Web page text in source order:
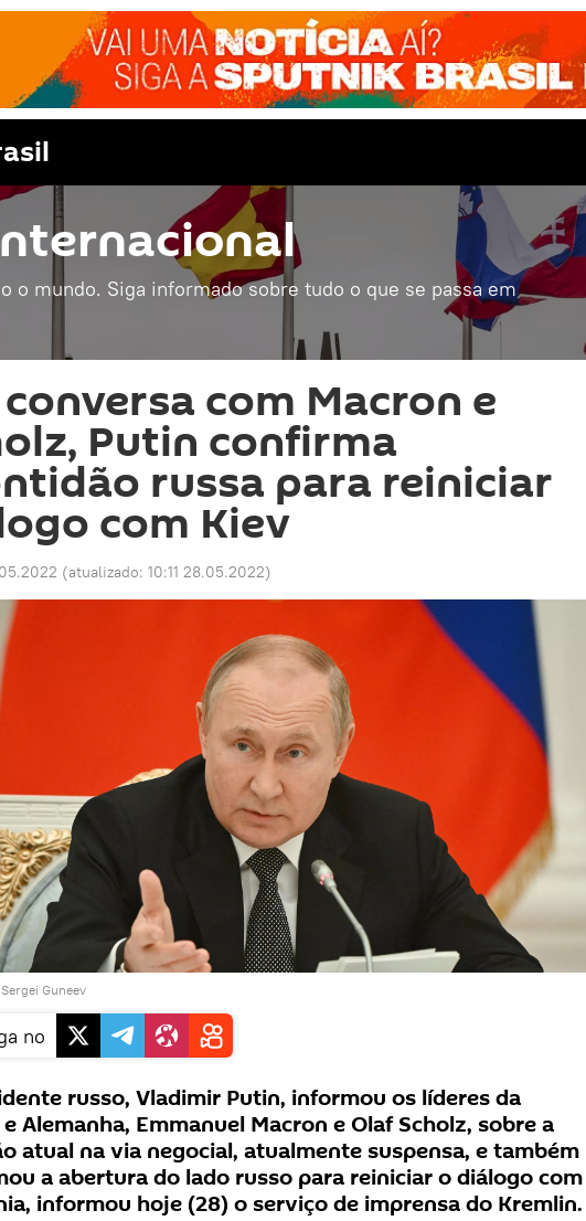
o mundo. Siga informado sobre tudo o que se passa em
conversa com Macron e
Putin confirma
russa para reiniciar
com Kiev
(atualizado: 10:11 28.05.2022)
Guneev
no
russo, Vladimir Putin, informou os líderes da
Alemanha, Emmanuel Macron e Olaf Scholz, sobre a
atual na via negocial, atualmente suspensa, e também
a abertura do lado russo para reiniciar o diálogo com
informou hoje (28) o serviço de imprensa do Kremlin.